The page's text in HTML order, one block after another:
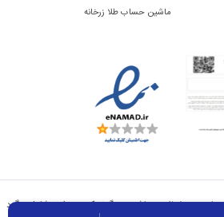
ماشین حساب طلا زرخانه
سایت محفوظ می باشد و هرگونه کپی برداری شامل پیگرد